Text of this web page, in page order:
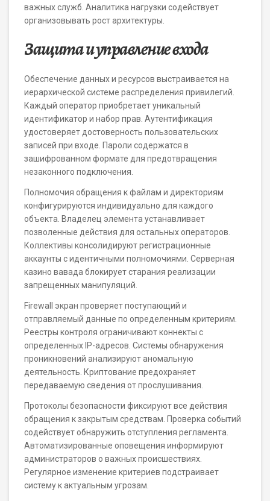
важных служб. Аналитика нагрузки содействует
организовывать рост архитектуры.
Защита и управление входа
Обеспечение данных и ресурсов выстраивается на
иерархической системе распределения привилегий.
Каждый оператор приобретает уникальный
идентификатор и набор прав. Аутентификация
удостоверяет достоверность пользовательских
записей при входе. Пароли содержатся в
зашифрованном формате для предотвращения
незаконного подключения.
Полномочия обращения к файлам и директориям
конфигурируются индивидуально для каждого
объекта. Владелец элемента устанавливает
позволенные действия для остальных операторов.
Коллективы консолидируют регистрационные
аккаунты с идентичными полномочиями. Серверная
казино вавада блокирует старания реализации
запрещенных манипуляций.
Firewall экран проверяет поступающий и
отправляемый данные по определенным критериям.
Реестры контроля ограничивают коннекты с
определенных IP-адресов. Системы обнаружения
проникновений анализируют аномальную
деятельность. Криптование предохраняет
передаваемую сведения от прослушивания.
Протоколы безопасности фиксируют все действия
обращения к закрытым средствам. Проверка событий
содействует обнаружить отступления регламента.
Автоматизированные оповещения информируют
администраторов о важных происшествиях.
Регулярное изменение критериев подстраивает
систему к актуальным угрозам.